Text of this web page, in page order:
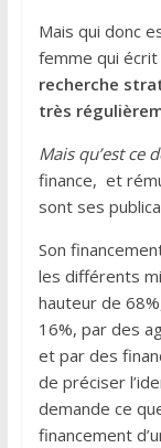
Mais qui donc
femme qui écrit
recherche
très
Mais qu’est ce
finance, et
sont ses
Son
les différents
hauteur de
16%, par des
et par des
de préciser
demande ce
financement